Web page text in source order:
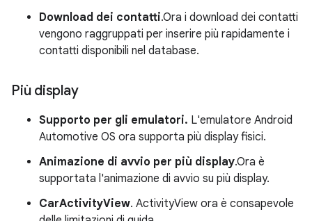
Download dei contatti.Ora i download dei contatti
vengono raggruppati per inserire più rapidamente i
contatti disponibili nel database.
Più display
Supporto per gli emulatori. L'emulatore Android
Automotive OS ora supporta più display fisici.
Animazione di avvio per più display.Ora è
supportata l'animazione di avvio su più display.
CarActivityView. ActivityView ora è consapevole